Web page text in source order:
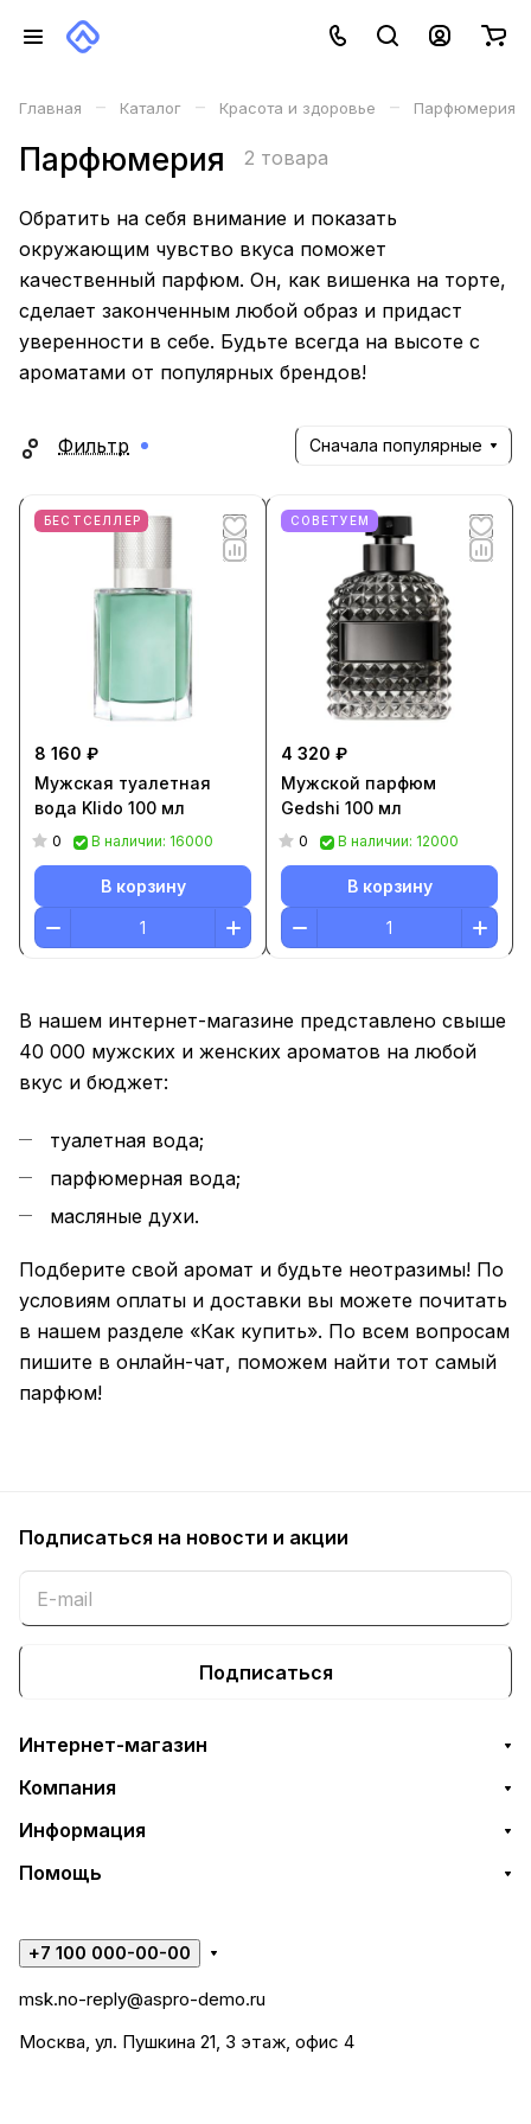
Главная – Каталог – Красота и здоровье – Парфюмерия
Парфюмерия 2 товара
Обратить на себя внимание и показать
окружающим чувство вкуса поможет
качественный парфюм. Он, как вишенка на торте,
сделает законченным любой образ и придаст
уверенности в себе. Будьте всегда на высоте с
ароматами от популярных брендов!
Фильтр Сначала популярные
БЕСТСЕЛЛЕР
8 160 ₽
Мужская туалетная
вода Klido 100 мл
0 В наличии: 16000
В корзину
СОВЕТУЕМ
4 320 ₽
Мужской парфюм
Gedshi 100 мл
0 В наличии: 12000
В корзину
В нашем интернет-магазине представлено свыше
40 000 мужских и женских ароматов на любой
вкус и бюджет:
туалетная вода;
парфюмерная вода;
масляные духи.
Подберите свой аромат и будьте неотразимы! По
условиям оплаты и доставки вы можете почитать
в нашем разделе «Как купить». По всем вопросам
пишите в онлайн-чат, поможем найти тот самый
парфюм!
Подписаться на новости и акции
Подписаться
Интернет-магазин
Компания
Информация
Помощь
+7 100 000-00-00
msk.no-reply@aspro-demo.ru
Москва, ул. Пушкина 21, 3 этаж, офис 4